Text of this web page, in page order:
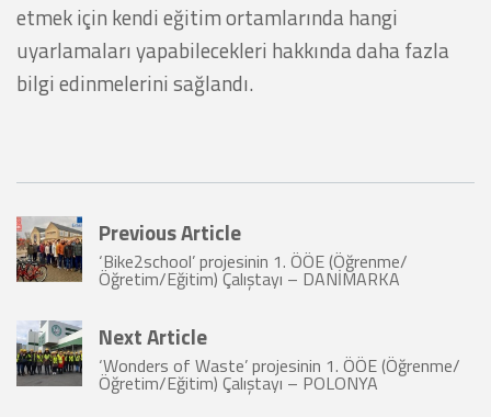
etmek için kendi eğitim ortamlarında hangi
uyarlamaları yapabilecekleri hakkında daha fazla
bilgi edinmelerini sağlandı.
Previous Article
‘Bike2school’ projesinin 1. ÖÖE (Öğrenme/
Öğretim/Eğitim) Çalıştayı – DANİMARKA
Next Article
‘Wonders of Waste’ projesinin 1. ÖÖE (Öğrenme/
Öğretim/Eğitim) Çalıştayı – POLONYA